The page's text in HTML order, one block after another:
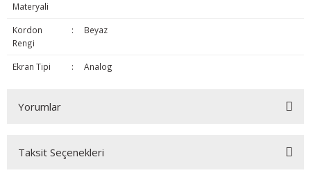
Materyali
Kordon
Rengi
: Beyaz
Ekran Tipi : Analog
Yorumlar
Taksit Seçenekleri